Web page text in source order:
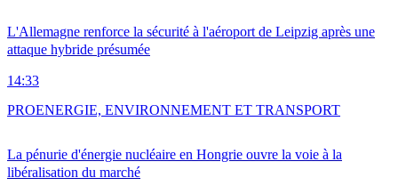
L'Allemagne renforce la sécurité à l'aéroport de Leipzig après une
attaque hybride présumée
14:33
La pénurie d'énergie nucléaire en Hongrie ouvre la voie à la
libéralisation du marché
PROENERGIE, ENVIRONNEMENT ET TRANSPORT